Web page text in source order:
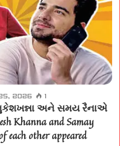
2026 1
અને સમય રૈનાએ
Khanna and Samay
each other appeared